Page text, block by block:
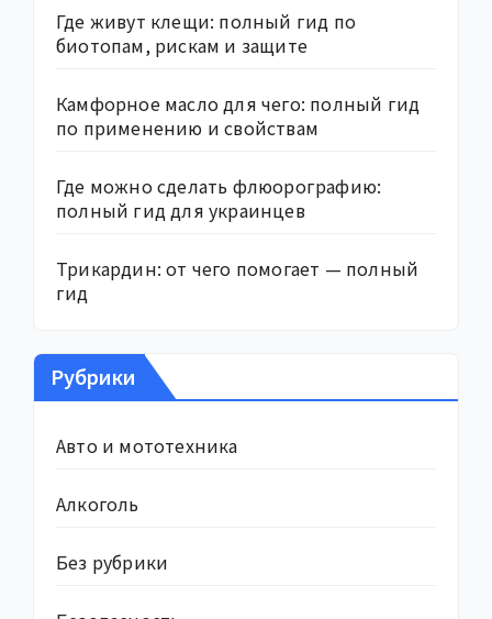
Где живут клещи: полный гид по
биотопам, рискам и защите
Камфорное масло для чего: полный гид
по применению и свойствам
Где можно сделать флюорографию:
полный гид для украинцев
Трикардин: от чего помогает — полный
гид
Рубрики
Авто и мототехника
Алкоголь
Без рубрики